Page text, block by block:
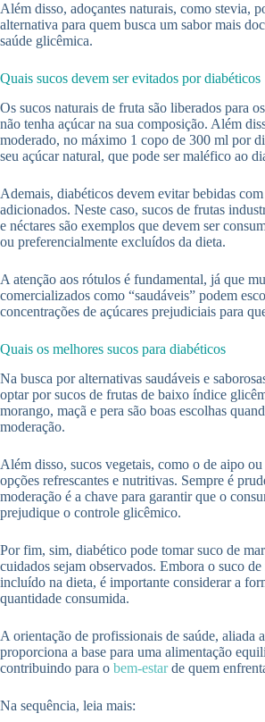
Além disso, adoçantes naturais, como stevia,
alternativa para quem busca um sabor mais
saúde glicêmica.
Quais sucos devem ser evitados por diabéticos
Os sucos naturais de fruta são liberados para
não tenha açúcar na sua composição. Além
moderado, no máximo 1 copo de 300 ml por
seu açúcar natural, que pode ser maléfico ao
Ademais, diabéticos devem evitar bebidas
adicionados. Neste caso, sucos de frutas
e néctares são exemplos que devem ser
ou preferencialmente excluídos da dieta.
A atenção aos rótulos é fundamental, já que
comercializados como “saudáveis” podem
concentrações de açúcares prejudiciais para
Quais os melhores sucos para diabéticos
Na busca por alternativas saudáveis e
optar por sucos de frutas de baixo índice
morango, maçã e pera são boas escolhas
moderação.
Além disso, sucos vegetais, como o de aipo ou
opções refrescantes e nutritivas. Sempre é
moderação é a chave para garantir que o
prejudique o controle glicêmico.
Por fim, sim, diabético pode tomar suco de
cuidados sejam observados. Embora o suco de
incluído na dieta, é importante considerar a
quantidade consumida.
A orientação de profissionais de saúde, aliada
proporciona a base para uma alimentação
contribuindo para o bem-estarde quem
Na sequência, leia mais: